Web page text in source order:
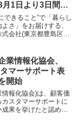
月1日より3日間限
できること”で「暮らし
さ」をお届けする、
会社(東京都豊島区、
イト『Cotton...
業情報化協会、
マーサポート表
開始
報化協会)は、顧客価
スタマーサポートに
果を挙げたと認めう